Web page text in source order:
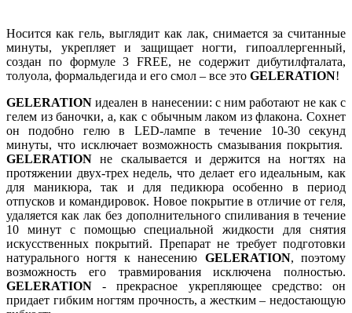
Носится как гель, выглядит как лак, снимается за считанные
минуты, укрепляет и защищает ногти, гипоаллергенный,
создан по формуле 3 FREE, не содержит дибутилфталата,
толуола, формальдегида и его смол – все это GELERATION!
GELERATIONидеален в нанесении: с ним работают не как с
гелем из баночки, а, как с обычным лаком из флакона. Сохнет
он подобно гелю в LED-лампе в течение 10-30 секунд
минуты, что исключает возможность смазывания покрытия.
GELERATIONне скалывается и держится на ногтях на
протяжении двух-трех недель, что делает его идеальным, как
для маникюра, так и для педикюра особенно в период
отпусков и командировок. Новое покрытие в отличие от геля,
удаляется как лак без дополнительного спиливания в течение
10 минут с помощью специальной жидкости для снятия
искусственных покрытий. Препарат не требует подготовки
натурального ногтя к нанесению GELERATION, поэтому
возможность его травмирования исключена полностью.
GELERATION - прекрасное укрепляющее средство: он
придает гибким ногтям прочность, а жестким – недостающую